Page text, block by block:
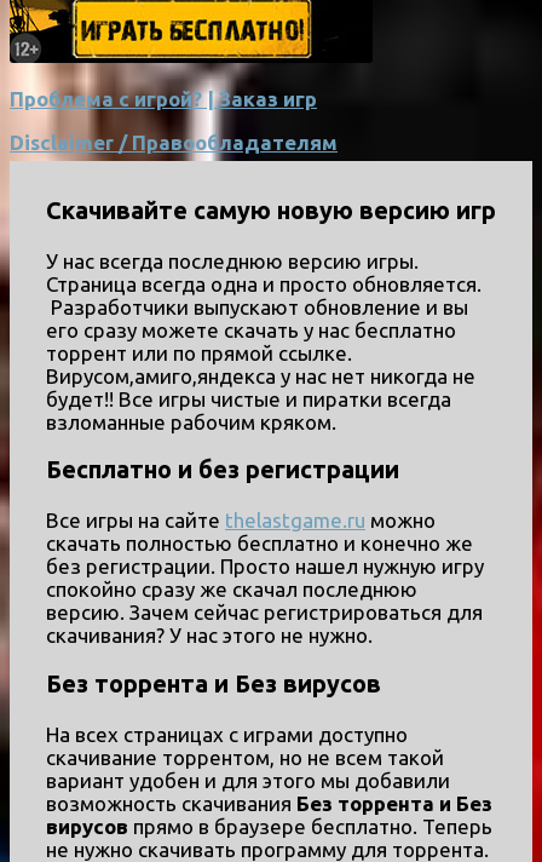
Проблема с игрой? | Заказ игр
Disclaimer / Правообладателям
Скачивайте самую новую версию игр
У нас всегда последнюю версию игры.
Страница всегда одна и просто обновляется.
Разработчики выпускают обновление и вы
его сразу можете скачать у нас бесплатно
торрент или по прямой ссылке.
Вирусом,амиго,яндекса у нас нет никогда не
будет!! Все игры чистые и пиратки всегда
взломанные рабочим кряком.
Бесплатно и без регистрации
Все игры на сайте thelastgame.ru можно
скачать полностью бесплатно и конечно же
без регистрации. Просто нашел нужную игру
спокойно сразу же скачал последнюю
версию. Зачем сейчас регистрироваться для
скачивания? У нас этого не нужно.
Без торрента и Без вирусов
На всех страницах с играми доступно
скачивание торрентом, но не всем такой
вариант удобен и для этого мы добавили
возможность скачивания Без торрента и Без
вирусов прямо в браузере бесплатно. Теперь
не нужно скачивать программу для торрента.